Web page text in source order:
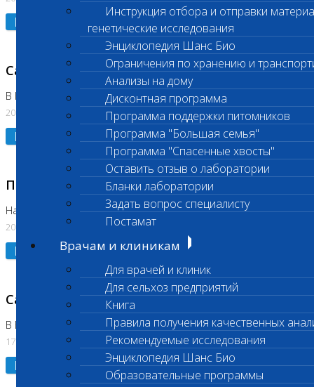
Инструкция отбора и отправки
генетические исследования
Энциклопедия Шанс Био
Ограничения по хранению и
Анализы на дому
Дисконтная программа
Программа поддержки питомников
Программа "Большая семья"
Программа "Спасенные хвосты"
Оставить отзыв о лаборатории
Бланки лаборатории
Задать вопрос специалисту
Постамат
Врачам и клиникам
Для врачей и клиник
Для сельхоз предприятий
Книга
Правила получения качественных
Рекомендуемые исследования
Энциклопедия Шанс Био
Образовательные программы
Подробнее
Санитарный день
В Коломне 20.07.2026
20.07.2026
Подробнее
Приостановлено выполнение исследования
На Нагорной
20.07.2026
Подробнее
Санитарный день
В Бутово
17.07.2026
Подробнее